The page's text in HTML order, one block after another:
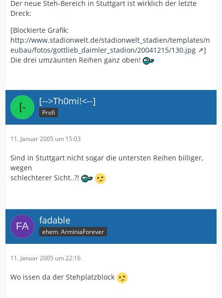
Der neue Steh-Bereich in Stuttgart ist wirklich der letzte
Dreck:
[Blockierte Grafik:
http://www.stadionwelt.de/stadionwelt_stadien/templates/n
eubau/fotos/gottlieb_daimler_stadion/20041215/130.jpg
]
Die drei umzäunten Reihen ganz oben!
[-->Th0mi!<--]
Profi
11. Januar 2005 um 15:03
Sind in Stuttgart nicht sogar die untersten Reihen billiger,
wegen
schlechterer Sicht..?!
fadable
ehem. ArminiaForever
11. Januar 2005 um 22:16
Wo issen da der Stehplatzblock